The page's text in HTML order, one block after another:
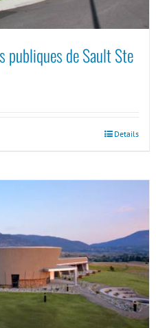
publiques de Sault Ste
Details